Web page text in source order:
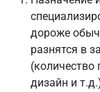
дороже
разнятся в
(количество
дизайн и